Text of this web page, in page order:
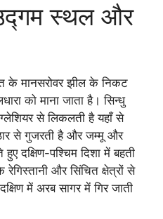
स्थल और
के मानसरोवर झील के निकट
को माना जाता है। सिन्धु
से लिकलती है यहाँ से
से गुजरती है और जम्मू और
दक्षिण-पश्चिम दिशा में बहती
और सिंचित क्षेत्रों से
में अरब सागर में गिर जाती